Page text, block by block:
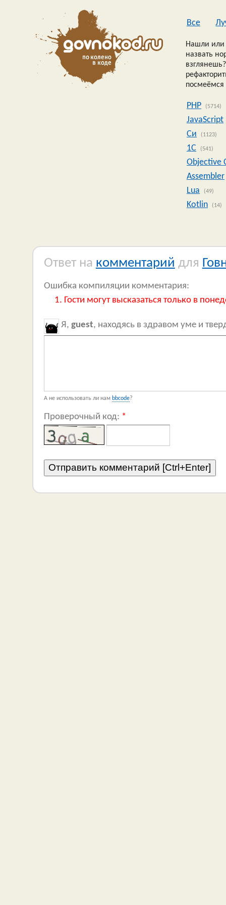
Все
Нашли или
назвать
посмеёмся
PHP (5714)
JavaScript
Си
(1123)
1C (541)
Objective
Assembler
Lua
(49)
Kotlin (14)
Ответ на комментарий для
Ошибка компиляции комментария:
Гости могут высказаться только в
Я, guest, находясь в здравом уме и
А не использовать ли нам bbcode?
Проверочный код: *